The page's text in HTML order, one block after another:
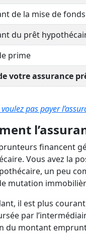
de la mise de fonds
du prêt
prime
votre assurance
pas payer
financent
Vous avez la
un peu
mutation
il est plus
par
du montant